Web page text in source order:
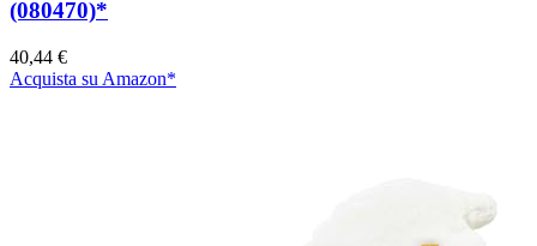
(080470)*
40,44 €
Acquista su Amazon*